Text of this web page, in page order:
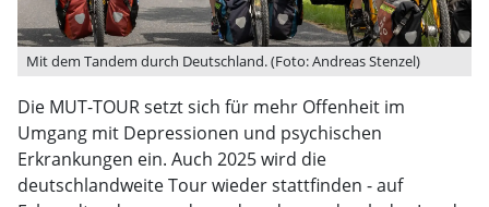
Mit dem Tandem durch Deutschland. (Foto: Andreas Stenzel)
Die MUT-TOUR setzt sich für mehr Offenheit im
Umgang mit Depressionen und psychischen
Erkrankungen ein. Auch 2025 wird die
deutschlandweite Tour wieder stattfinden - auf